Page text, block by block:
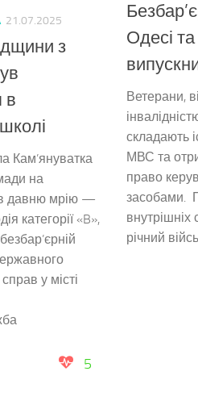
21.07.2025
з
в
Кам’януватка
на
давню мрію —
категорії «B»,
у місті
5
Одесі
Ветерани,
складають
МВС та
право
засобами.
внутрішніх
річний